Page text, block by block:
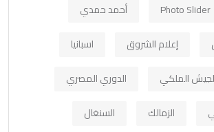
Photo Slider
أحمد حمدي
إعلام الشروق
اسبانيا
الملكي
الدوري المصري
الزمالك
السنغال